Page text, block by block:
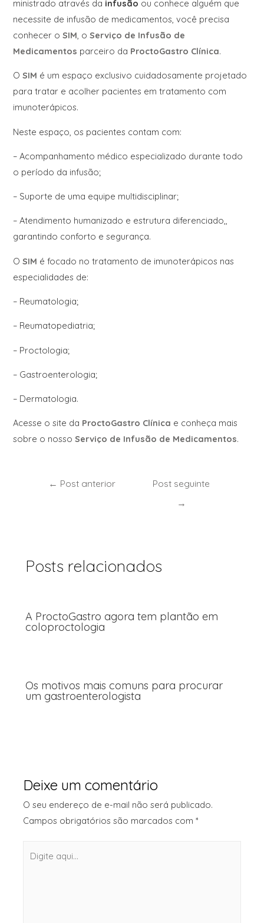
ministrado através da infusão ou conhece alguém que
necessite de infusão de medicamentos, você precisa
conhecer oSIM, oServiço de Infusão de
Medicamentos parceiro da ProctoGastro Clínica.
OSIM é um espaço exclusivo cuidadosamente projetado
para tratar e acolher pacientes em tratamento com
imunoterápicos.
Neste espaço, os pacientes contam com:
– Acompanhamento médico especializado durante todo
o período da infusão;
– Suporte de uma equipe multidisciplinar;
– Atendimento humanizado e estrutura diferenciado,,
garantindo conforto e segurança.
OSIM é focado no tratamento de imunoterápicos nas
especialidades de:
– Reumatologia;
– Reumatopediatria;
– Proctologia;
– Gastroenterologia;
– Dermatologia.
Acesse o site da ProctoGastro Clínica e conheça mais
sobre o nossoServiço de Infusão de Medicamentos.
← Post anterior
Post seguinte
→
Posts relacionados
A ProctoGastro agora tem plantão em
coloproctologia
Os motivos mais comuns para procurar
um gastroenterologista
Deixe um comentário
O seu endereço de e-mail não será publicado.
Campos obrigatórios são marcados com*